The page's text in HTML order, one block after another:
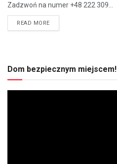
Zadzwoń na numer +48 222 309...
READ MORE
Dom bezpiecznym miejscem!